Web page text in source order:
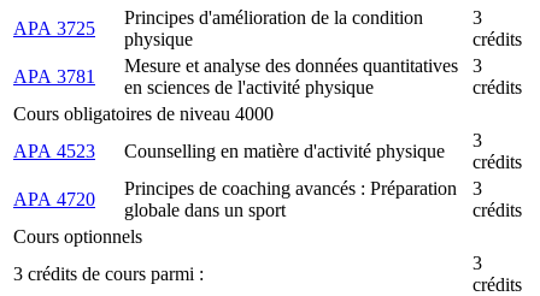
APA 3725
Principes d'amélioration de la condition
physique
3
crédits
APA 3781
Mesure et analyse des données quantitatives
en sciences de l'activité physique
3
crédits
Cours obligatoires de niveau 4000
APA 4523
Counselling en matière d'activité physique
3
crédits
APA 4720
Principes de coaching avancés : Préparation
globale dans un sport
3
crédits
Cours optionnels
3 crédits de cours parmi :
3
crédits